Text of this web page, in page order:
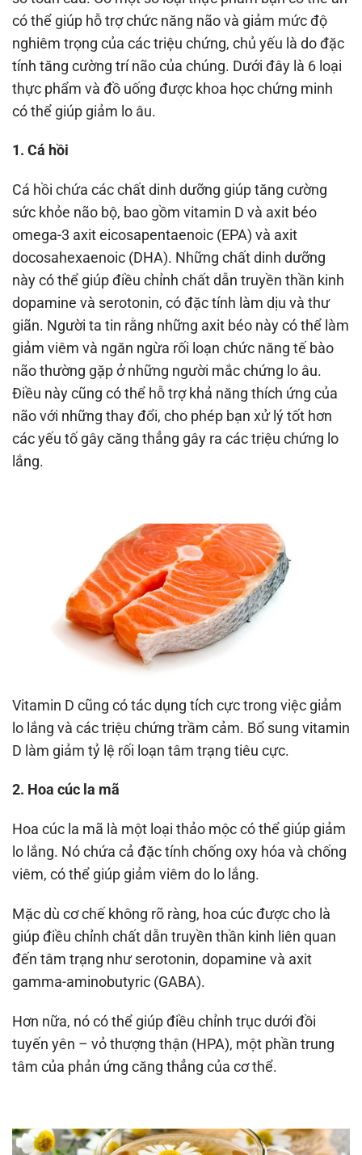
có thể giúp hỗ trợ chức năng não và giảm mức độ
nghiêm trọng của các triệu chứng, chủ yếu là do đặc
tính tăng cường trí não của chúng. Dưới đây là 6 loại
thực phẩm và đồ uống được khoa học chứng minh
có thể giúp giảm lo âu.
1. Cá hồi
Cá hồi chứa các chất dinh dưỡng giúp tăng cường
sức khỏe não bộ, bao gồm vitamin D và axit béo
omega-3 axit eicosapentaenoic (EPA) và axit
docosahexaenoic (DHA). Những chất dinh dưỡng
này có thể giúp điều chỉnh chất dẫn truyền thần kinh
dopamine và serotonin, có đặc tính làm dịu và thư
giãn. Người ta tin rằng những axit béo này có thể làm
giảm viêm và ngăn ngừa rối loạn chức năng tế bào
não thường gặp ở những người mắc chứng lo âu.
Điều này cũng có thể hỗ trợ khả năng thích ứng của
não với những thay đổi, cho phép bạn xử lý tốt hơn
các yếu tố gây căng thẳng gây ra các triệu chứng lo
lắng.
Vitamin D cũng có tác dụng tích cực trong việc giảm
lo lắng và các triệu chứng trầm cảm. Bổ sung vitamin
D làm giảm tỷ lệ rối loạn tâm trạng tiêu cực.
2. Hoa cúc la mã
Hoa cúc la mã là một loại thảo mộc có thể giúp giảm
lo lắng. Nó chứa cả đặc tính chống oxy hóa và chống
viêm, có thể giúp giảm viêm do lo lắng.
Mặc dù cơ chế không rõ ràng, hoa cúc được cho là
giúp điều chỉnh chất dẫn truyền thần kinh liên quan
đến tâm trạng như serotonin, dopamine và axit
gamma-aminobutyric (GABA).
Hơn nữa, nó có thể giúp điều chỉnh trục dưới đồi
tuyến yên – vỏ thượng thận (HPA), một phần trung
tâm của phản ứng căng thẳng của cơ thể.